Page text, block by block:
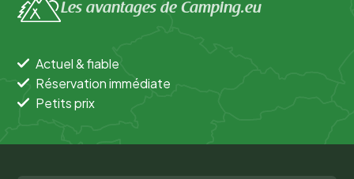
Les avantages de Camping.eu
Actuel & fiable
Réservation immédiate
Petits prix